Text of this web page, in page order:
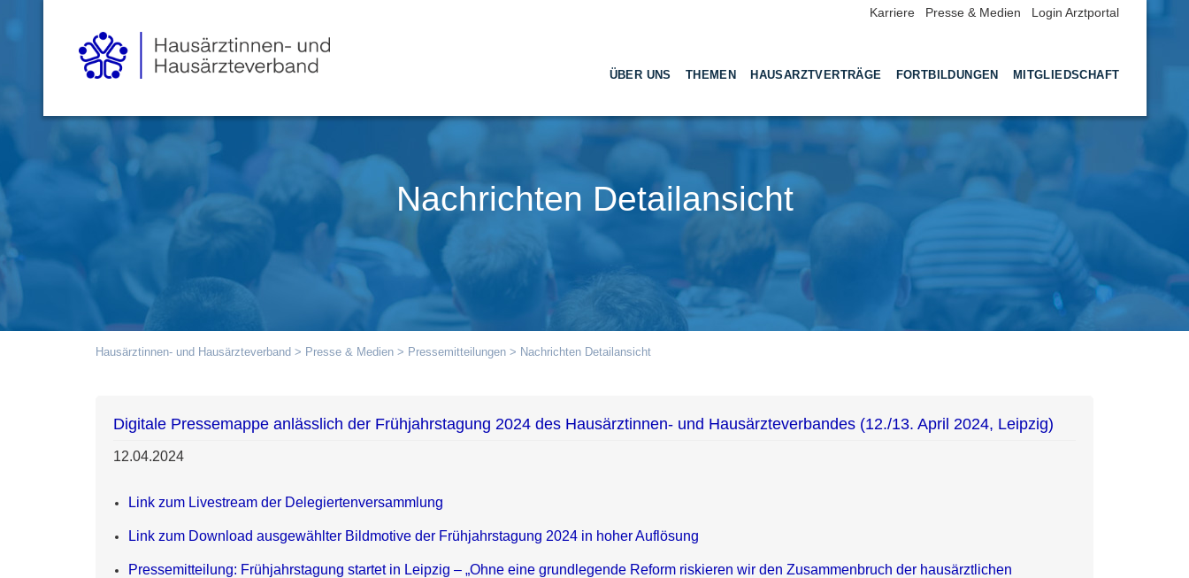
ÜBER UNS THEMEN HAUSARZTVERTRÄGE FORTBILDUNGEN MITGLIEDSCHAFT
Karriere Presse & Medien Login Arztportal
Nachrichten Detailansicht
Hausärztinnen- und Hausärzteverband > Presse & Medien > Pressemitteilungen > Nachrichten Detailansicht
Digitale Pressemappe anlässlich der Frühjahrstagung 2024 des Hausärztinnen- und Hausärzteverbandes (12./13. April 2024, Leipzig)
12.04.2024
Link zum Livestream der Delegiertenversammlung
Link zum Download ausgewählter Bildmotive der Frühjahrstagung 2024 in hoher Auflösung
Pressemitteilung: Frühjahrstagung startet in Leipzig – „Ohne eine grundlegende Reform riskieren wir den Zusammenbruch der hausärztlichen